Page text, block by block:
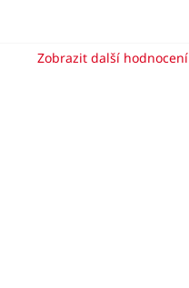
Zobrazit další hodnocení